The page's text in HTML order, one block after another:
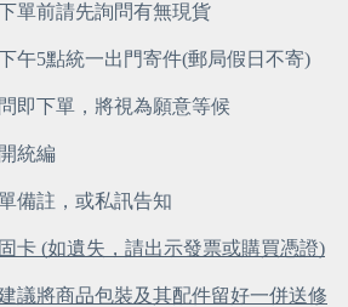
單前請先詢問有無現貨
午5點統一出門寄件(郵局假日不寄)
即下單，將視為願意等候
統編
備註，或私訊告知
卡 (如遺失，請出示發票或購買憑證)
議將商品包裝及其配件留好一併送修